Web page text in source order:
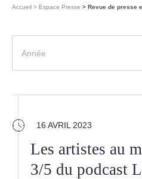
Accueil Espace Presse Revue de presse
Année
16 AVRIL 2023
Les artistes au
3/5 du podcast